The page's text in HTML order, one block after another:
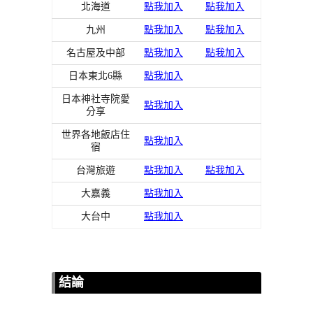
北海道 點我加入 點我加入
九州 點我加入 點我加入
名古屋及中部 點我加入 點我加入
日本東北6縣 點我加入
日本神社寺院愛
分享
點我加入
世界各地飯店住
宿
點我加入
台灣旅遊 點我加入 點我加入
大嘉義 點我加入
大台中 點我加入
結論